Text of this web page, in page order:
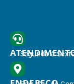
Segunda à